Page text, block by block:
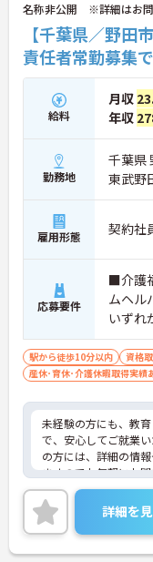
名称非公開 ※詳細はお
【千葉県／野
責任者常勤募集
給料
月収
年収
勤務地
千葉県
東武野
雇用形態 契約社
応募要件
■介護
ムヘル
いずれ
駅から徒歩10分以内 資格
産休･育休･介護休暇取得実績
未経験の方にも、教
で、安心してご就業
の方には、詳細の情
ますのでお気軽にお
詳細を